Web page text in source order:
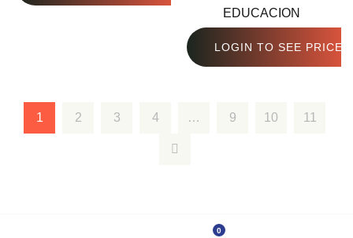
EDUCACION
LOGIN TO SEE PRICE
1 2 3 4 … 9 10 11
0